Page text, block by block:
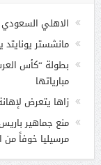
الاهلي
مانشستر
بطولة “كأس
مبارياتها
زاها يتعرض
منع جماهير
مرسيليا خوفاً من